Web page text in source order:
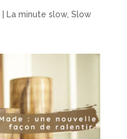
La minute slow, Slow